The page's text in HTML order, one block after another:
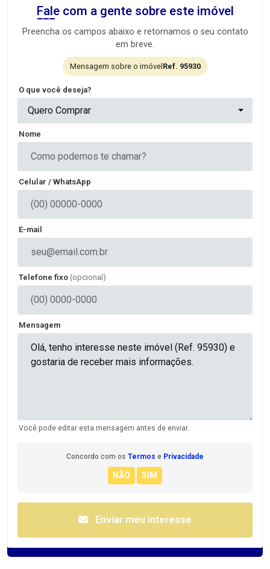
Fale com a gente sobre este imóvel
Preencha os campos abaixo e retornamos o seu contato
em breve.
Mensagem sobre o imóvel Ref. 95930
O que você deseja?
Quero Comprar
Nome
Celular / WhatsApp
E-mail
Telefone fixo (opcional)
Mensagem
Você pode editar esta mensagem antes de enviar.
Concordo com os Termos e Privacidade
Enviar meu interesse